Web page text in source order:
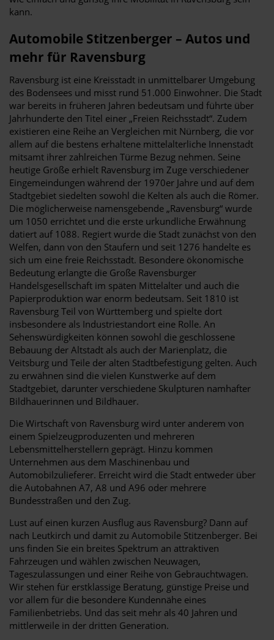
kann.
Automobile Stitzenberger – Autos und
mehr für Ravensburg
Ravensburg ist eine Kreisstadt in unmittelbarer Umgebung
des Bodensees und misst rund 51.000 Einwohner. Die Stadt
war bereits in früheren Jahren bedeutsam und führte über
Jahrhunderte den Titel einer „Freien Reichsstadt“. Zudem
existieren eine Reihe an Vergleichen mit Nürnberg, die vor
allem auf die bestens erhaltene mittelalterliche Innenstadt
mitsamt ihrer zahlreichen Türme Bezug nehmen. Seine
heutige Größe erhielt Ravensburg im Zuge verschiedener
Eingemeindungen während der 1970er Jahre und auf dem
Stadtgebiet siedelten sowohl die Kelten als auch die Römer.
Die möglicherweise namensgebende „Ravensburg“ wurde
um 1050 errichtet und die erste urkundliche Erwähnung
datiert auf 1088. Regiert wurde die Stadt zunächst von den
Welfen, dann von den Staufern und seit 1276 handelte es
sich um eine freie Reichsstadt. Besondere ökonomische
Bedeutung erlangte die Große Ravensburger
Handelsgesellschaft im späten Mittelalter und auch die
Papierproduktion war enorm bedeutsam. Seit 1810 ist
Ravensburg Teil von Württemberg und spielte dort
insbesondere als Industriestandort eine Rolle. An
Sehenswürdigkeiten können sowohl die geschlossene
Bebauung der Altstadt als auch der Marienplatz, die
Veitsburg und Teile der alten Stadtbefestigung gelten. Auch
zu erwähnen sind die vielen Kunstwerke auf dem
Stadtgebiet, darunter verschiedene Skulpturen namhafter
Bildhauerinnen und Bildhauer.
Die Wirtschaft von Ravensburg wird unter anderem von
einem Spielzeugproduzenten und mehreren
Lebensmittelherstellern geprägt. Hinzu kommen
Unternehmen aus dem Maschinenbau und
Automobilzulieferer. Erreicht wird die Stadt entweder über
die Autobahnen A7, A8 und A96 oder mehrere
Bundesstraßen und den Zug.
Lust auf einen kurzen Ausflug aus Ravensburg? Dann auf
nach Leutkirch und damit zu Automobile Stitzenberger. Bei
uns finden Sie ein breites Spektrum an attraktiven
Fahrzeugen und wählen zwischen Neuwagen,
Tageszulassungen und einer Reihe von Gebrauchtwagen.
Wir stehen für erstklassige Beratung, günstige Preise und
vor allem für die besondere Kundennähe eines
Familienbetriebs. Und das seit mehr als 40 Jahren und
mittlerweile in der dritten Generation.